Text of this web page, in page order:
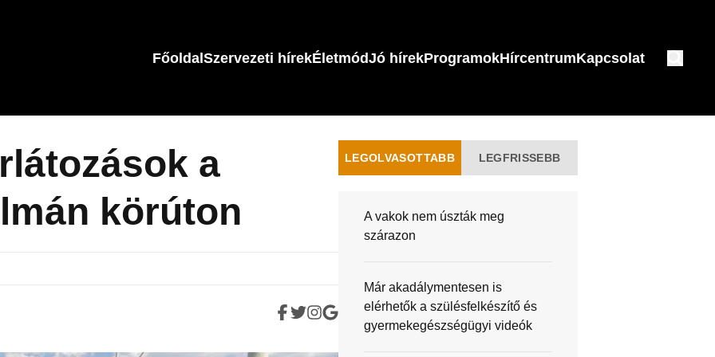
FőoldalSzervezeti hírekÉletmódJó hírekProgramokHírcentrumKapcsolat
a
körúton
LEGOLVASOTTABB LEGFRISSEBB
A vakok nem úszták meg
szárazon
Már akadálymentesen is
elérhetők a szülésfelkészítő és
gyermekegészségügyi videók